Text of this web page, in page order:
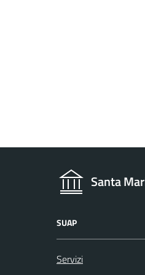
Santa
SUAP
Servizi